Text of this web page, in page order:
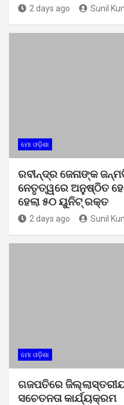
2 days ago Sunil
ମୋ ଓଡ଼ିଶା
ରବୀନ୍ଦ୍ର ଜେନାଙ୍କ
ନେତୃତ୍ୱରେ ଅନୁଷ୍ଠିତ
ହେଲା ୫୦ ୟୁନିଟ୍ ରକ୍ତ
2 days ago Sunil
ମୋ ଓଡ଼ିଶା
ଗଜପତିରେ
ସଚେତନତା କାର୍ଯ୍ୟକ୍ରମ